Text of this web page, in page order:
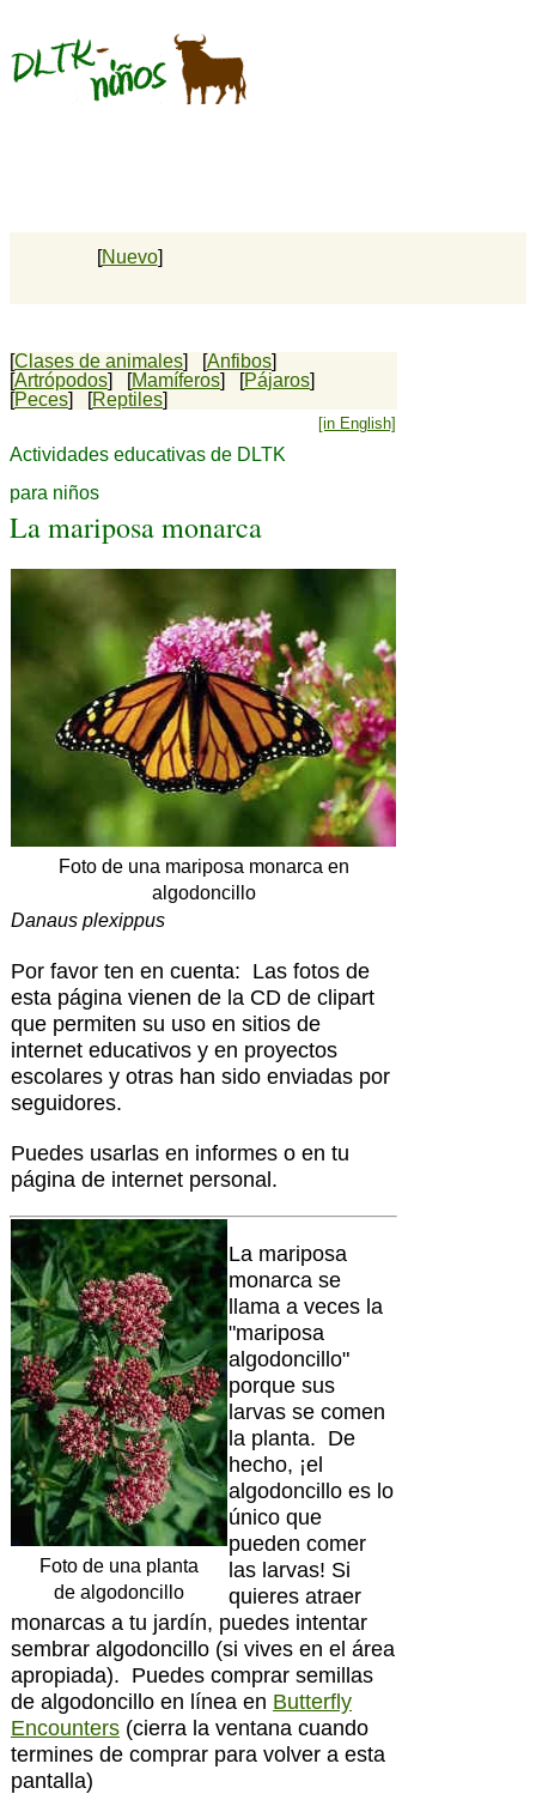
[Nuevo]
[Clases de animales] [Anfibos]
[Artrópodos] [Mamíferos] [Pájaros]
[Peces] [Reptiles]
[in English]
Actividades educativas de DLTK
para niños
La mariposa monarca
Foto de una mariposa monarca en
algodoncillo
Danaus plexippus
Por favor ten en cuenta: Las fotos de
esta página vienen de la CD de clipart
que permiten su uso en sitios de
internet educativos y en proyectos
escolares y otras han sido enviadas por
seguidores.
Puedes usarlas en informes o en tu
página de internet personal.
Foto de una planta
de algodoncillo
La mariposa
monarca se
llama a veces la
"mariposa
algodoncillo"
porque sus
larvas se comen
la planta. De
hecho, ¡el
algodoncillo es lo
único que
pueden comer
las larvas! Si
quieres atraer
monarcas a tu jardín, puedes intentar
sembrar algodoncillo (si vives en el área
apropiada). Puedes comprar semillas
de algodoncillo en línea en Butterfly
Encounters (cierra la ventana cuando
termines de comprar para volver a esta
pantalla)